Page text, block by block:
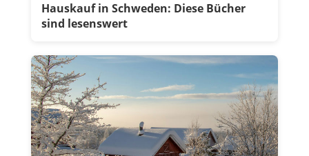
Hauskauf in Schweden: Diese Bücher
sind lesenswert